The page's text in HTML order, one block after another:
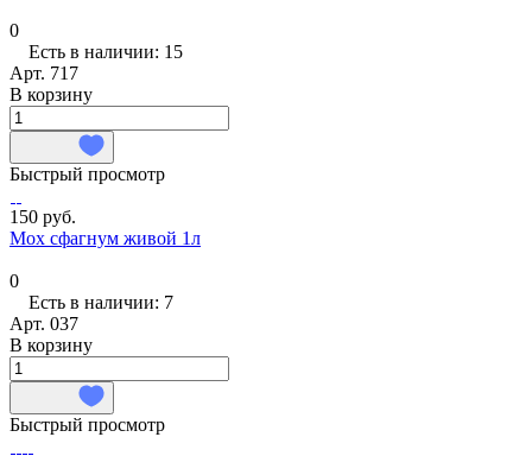
0
Есть в наличии: 15
Арт. 717
В корзину
Быстрый просмотр
150 руб.
Мох сфагнум живой 1л
0
Есть в наличии: 7
Арт. 037
В корзину
Быстрый просмотр